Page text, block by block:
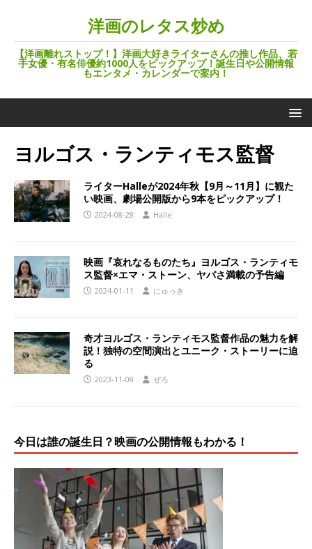
洋画のレタス炒め
【洋画離れストップ！】洋画大好きライターさんの推し作品、若
手女優・有名俳優約1000人をピックアップ！誕生日や公開情報
もエンタメ・カレンダーで案内！
ヨルゴス・ランティモス監督
ライターHalleが2024年秋【9月～11月】に観た
い映画、劇場公開版から9本をピックアップ！
2024-08-28 Halle
映画『哀れなるものたち』ヨルゴス・ランティモ
ス監督×エマ・ストーン、ヤバさ満載の予告編
2024-01-11 にゅっき
奇才ヨルゴス・ランティモス監督作品の魅力を解
説！独特の空間演出とユニーク・ストーリーに迫
る
2023-11-08 ぜろ
今日は誰の誕生日？映画の公開情報もわかる！